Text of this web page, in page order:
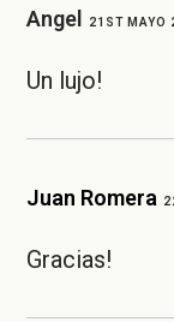
Angel 21ST MAYO
Un lujo!
Juan Romera
Gracias!